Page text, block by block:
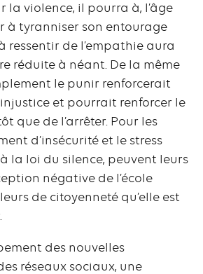
la violence, il pourra à, l’âge
à tyranniser son entourage
ressentir de l’empathie aura
réduite à néant. De la même
le punir renforcerait
et pourrait renforcer le
que de l’arrêter. Pour les
d’insécurité et le stress
la loi du silence, peuvent leurs
négative de l’école
de citoyenneté qu’elle est
des nouvelles
réseaux sociaux, une